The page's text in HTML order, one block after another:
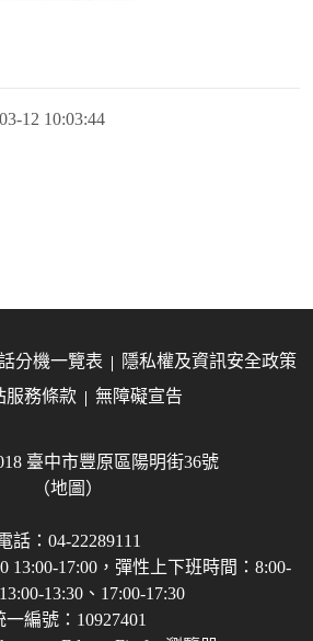
12 10:03:44
分機一覽表
隱私權及資訊安全政策
服務條款
無障礙宣告
臺中市豐原區陽明街36號
（地圖）
話：04-22289111
13:00-17:00，彈性上下班時間：8:00-
13:30、17:00-17:30
一編號：10927401